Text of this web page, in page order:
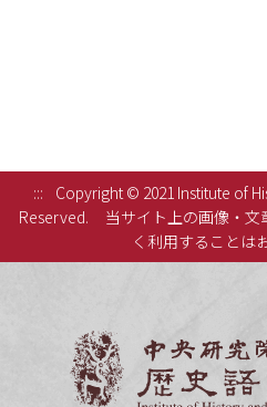
:::
Copyright © 2021 Institute of
Reserved.
当サイト上の画像・
く利用することは